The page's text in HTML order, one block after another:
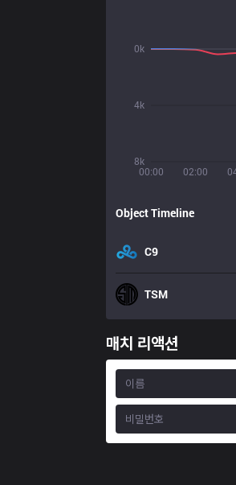
00:00 02:00
8k
4k
0k
Object Timeline
C9
TSM
매치 리액션